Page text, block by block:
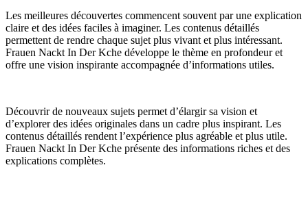
Les meilleures découvertes commencent souvent par une explication
claire et des idées faciles à imaginer. Les contenus détaillés
permettent de rendre chaque sujet plus vivant et plus intéressant.
Frauen Nackt In Der Kche développe le thème en profondeur et
offre une vision inspirante accompagnée d’informations utiles.
Découvrir de nouveaux sujets permet d’élargir sa vision et
d’explorer des idées originales dans un cadre plus inspirant. Les
contenus détaillés rendent l’expérience plus agréable et plus utile.
Frauen Nackt In Der Kche présente des informations riches et des
explications complètes.